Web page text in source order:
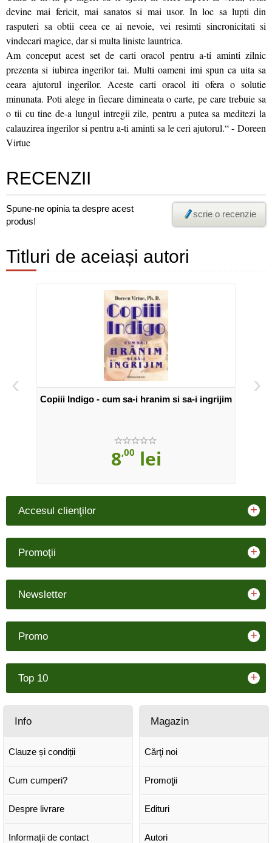
devine mai fericit, mai sanatos si mai usor. In loc sa lupti din
rasputeri sa obtii ceea ce ai nevoie, vei resimti sincronicitati si
vindecari magice, dar si multa liniste launtrica.
Am conceput acest set de carti oracol pentru a-ti aminti zilnic
prezenta si iubirea ingerilor tai. Multi oameni imi spun ca uita sa
ceara ajutorul ingerilor. Aceste carti oracol iti ofera o solutie
minunata. Poti alege in fiecare dimineata o carte, pe care trebuie sa
o tii cu tine de-a lungul intregii zile, pentru a putea sa meditezi la
calauzirea ingerilor si pentru a-ti aminti sa le ceri ajutorul.“ - Doreen
Virtue
RECENZII
Spune-ne opinia ta despre acest
produs!
scrie o recenzie
Titluri de aceiași autori
‹
Copiii Indigo - cum sa-i hranim si sa-i ingrijim
8,00 lei
›
Accesul clienţilor +
Promoţii +
Newsletter +
Promo +
Top 10 +
Info
Clauze și condiții
Cum cumperi?
Despre livrare
Informații de contact
Magazin
Cărţi noi
Promoţii
Edituri
Autori